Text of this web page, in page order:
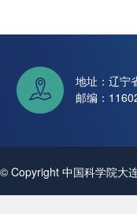
地址：辽宁
邮编：
© Copyright 中国科学院大